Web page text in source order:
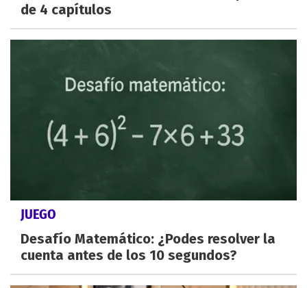
de 4 capítulos
JUEGO
Desafío Matemático: ¿Podes resolver la
cuenta antes de los 10 segundos?